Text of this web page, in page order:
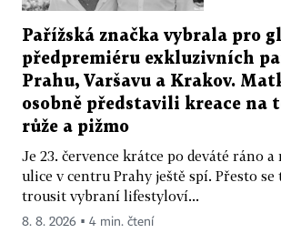
Pařížská značka vybrala pro
předpremiéru exkluzivních
Prahu, Varšavu a Krakov.
osobně představili kreace na
růže a pižmo
Je 23. července krátce po deváté ráno
ulice v centru Prahy ještě spí. Přesto se
trousit vybraní lifestyloví...
8. 8. 2026 ▪ 4 min. čtení